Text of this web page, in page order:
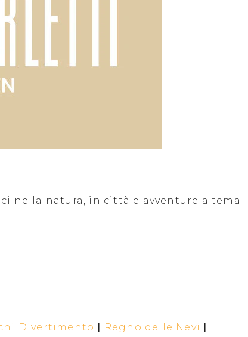
nella natura, in città e avventure a tema
Divertimento Regno delle Nevi